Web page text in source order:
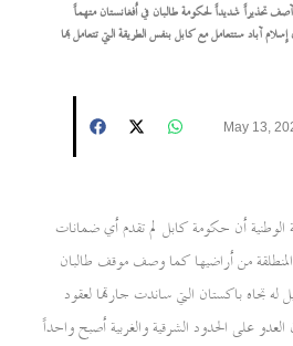
تحذيراً شديداً لحكومة طالبان في أفغانستان متهماً
آباد ستتعامل مع كابل بنفس الطريقة التي تتعامل بها
May 13,
أن حكومة كابل لم تقدم أي ضمانات
المنطلقة من أراضيها كما وصف موقف طالبان
له تجاه باكستان التي ساندت جارتها لعقود
على الحدود الشرقية والغربية أصبح واحداً